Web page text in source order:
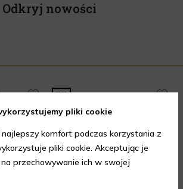
Odkryj nowości
pliki cookie
komfort podczas korzystania z
pliki cookie. Akceptując je
przechowywanie ich w swojej